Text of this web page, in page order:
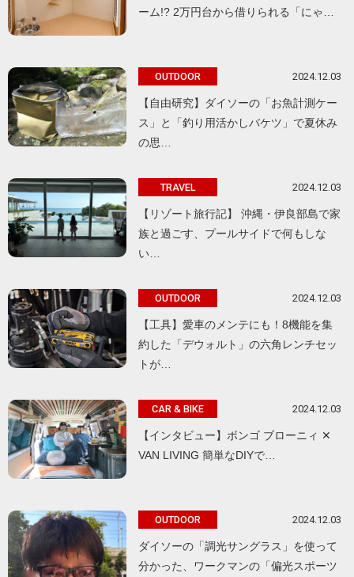
ーム!? 2万円台から借りられる「にゃ…
OUTDOOR 2024.12.03
【自由研究】ダイソーの「お魚計測ケー
ス」と「釣り用活かしバケツ」で夏休み
の思…
TRAVEL 2024.12.03
【リゾート旅行記】 沖縄・伊良部島で家
族と過ごす、プールサイドで何もしな
い…
OUTDOOR 2024.12.03
【工具】愛車のメンテにも！8機能を集
約した「デウォルト」の六角レンチセッ
トが…
CAR & BIKE 2024.12.03
【インタビュー】ボンゴ ブローニィ ✕
VAN LIVING 簡単なDIYで…
OUTDOOR 2024.12.03
ダイソーの「調光サングラス」を使って
分かった、ワークマンの「偏光スポーツ